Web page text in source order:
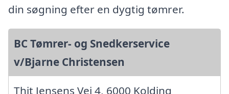
din søgning efter en dygtig tømrer.
BC Tømrer- og Snedkerservice
v/Bjarne Christensen
Thit Jensens Vej 4, 6000 Kolding